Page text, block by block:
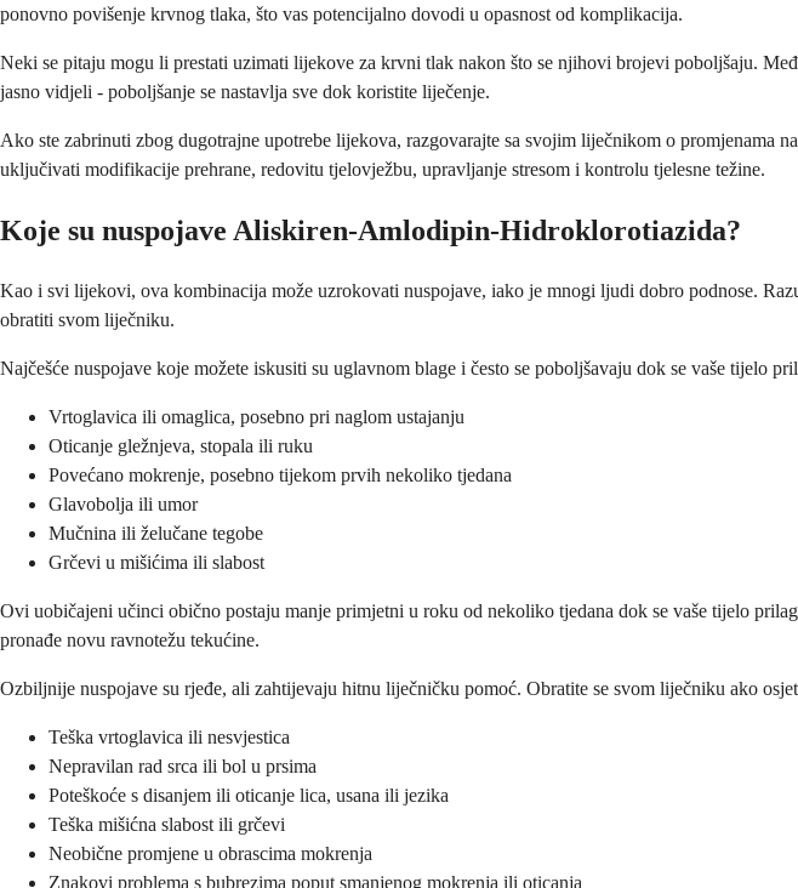
ponovno povišenje krvnog tlaka, što vas potencijalno dovodi u opasnost od komplikacija.
Neki se pitaju mogu li prestati uzimati lijekove za krvni tlak nakon što se njihovi brojevi poboljšaju.
jasno vidjeli - poboljšanje se nastavlja sve dok koristite liječenje.
Ako ste zabrinuti zbog dugotrajne upotrebe lijekova, razgovarajte sa svojim liječnikom o promjenama
uključivati modifikacije prehrane, redovitu tjelovježbu, upravljanje stresom i kontrolu tjelesne težine.
Koje su nuspojave Aliskiren-Amlodipin-Hidroklorotiazida?
Kao i svi lijekovi, ova kombinacija može uzrokovati nuspojave, iako je mnogi ljudi dobro podnose.
obratiti svom liječniku.
Najčešće nuspojave koje možete iskusiti su uglavnom blage i često se poboljšavaju dok se vaše tijelo
Vrtoglavica ili omaglica, posebno pri naglom ustajanju
Oticanje gležnjeva, stopala ili ruku
Povećano mokrenje, posebno tijekom prvih nekoliko tjedana
Glavobolja ili umor
Mučnina ili želučane tegobe
Grčevi u mišićima ili slabost
Ovi uobičajeni učinci obično postaju manje primjetni u roku od nekoliko tjedana dok se vaše tijelo
pronađe novu ravnotežu tekućine.
Ozbiljnije nuspojave su rjeđe, ali zahtijevaju hitnu liječničku pomoć. Obratite se svom liječniku ako
Teška vrtoglavica ili nesvjestica
Nepravilan rad srca ili bol u prsima
Poteškoće s disanjem ili oticanje lica, usana ili jezika
Teška mišićna slabost ili grčevi
Neobične promjene u obrascima mokrenja
Znakovi problema s bubrezima poput smanjenog mokrenja ili oticanja